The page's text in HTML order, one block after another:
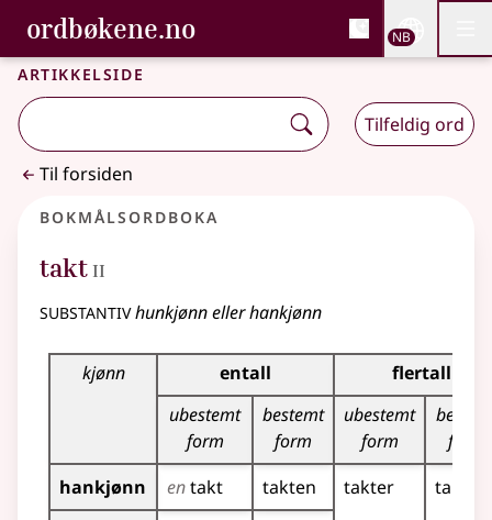
Gå til hovedinnhold
Tilgjengelighet
ordbøkene.no, Bokmålsordboka og
Bokmålsordboka og Nynorskordboka
NB
Artikkelside
Tilfeldig ord
Til forsiden
Bokmålsordboka
takt 2
II
substantivhunkjønn eller hankjønn
Bøyingstabell for dette substantivet
kjønn entall
flertall
ubestemt
form
bestemt
form
ubestemt
form
form
hankjønn
entakt takten takter